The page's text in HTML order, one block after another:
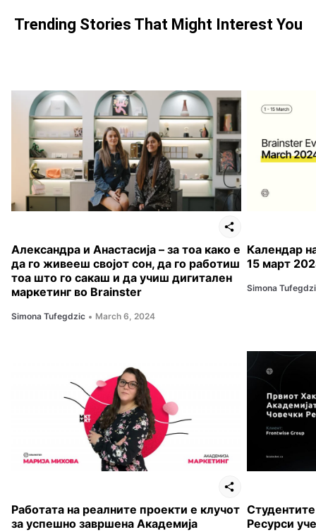
Trending Stories That Might Interest You
Александра и Анастасија – за тоа како е
да го живееш својот сон, да го работиш
тоа што го сакаш и да учиш дигитален
маркетинг во Brainster
Simona Tufegdzic March 6, 2024
Календар
15 март
Simona
Работата на реалните проекти е клучот
за успешно завршена Академија
Ресурси